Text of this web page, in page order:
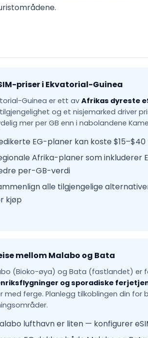
priser i Ekvatorial-Guinea
Guinea er ett av Afrikas dyreste
og et nisjemarked driver
mer per GB enn i nabolandene
EG-planer kan koste $15–$40
Afrika-planer som inkluderer
per-GB-verdi
alle tilgjengelige
kjøp
mellom Malabo og Bata
(Bioko-øya) og Bata (fastlandet) er
og sporadiske
med ferge. Planlegg tilkoblingen din
lufthavn er liten — konfigurer